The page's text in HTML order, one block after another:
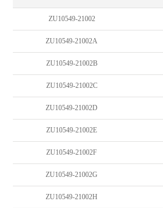
ZU10549-21002
ZU10549-21002A
ZU10549-21002B
ZU10549-21002C
ZU10549-21002D
ZU10549-21002E
ZU10549-21002F
ZU10549-21002G
ZU10549-21002H